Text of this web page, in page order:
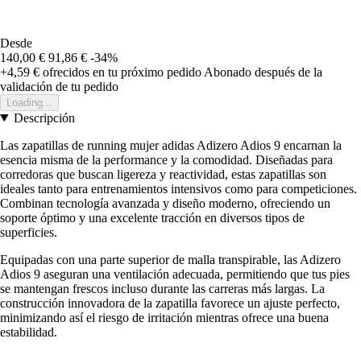
Desde
140,00 € 91,86 € -34%
+4,59 € ofrecidos en tu próximo pedido Abonado después de la
validación de tu pedido
Loading...
Descripción
Las zapatillas de running mujer adidas Adizero Adios 9 encarnan la
esencia misma de la performance y la comodidad. Diseñadas para
corredoras que buscan ligereza y reactividad, estas zapatillas son
ideales tanto para entrenamientos intensivos como para competiciones.
Combinan tecnología avanzada y diseño moderno, ofreciendo un
soporte óptimo y una excelente tracción en diversos tipos de
superficies.
Equipadas con una parte superior de malla transpirable, las Adizero
Adios 9 aseguran una ventilación adecuada, permitiendo que tus pies
se mantengan frescos incluso durante las carreras más largas. La
construcción innovadora de la zapatilla favorece un ajuste perfecto,
minimizando así el riesgo de irritación mientras ofrece una buena
estabilidad.